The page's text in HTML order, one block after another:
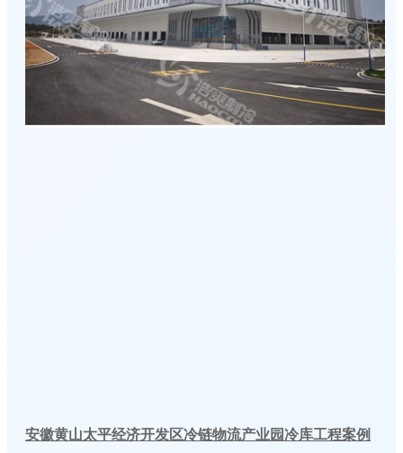
安徽黄山太平经济开发区冷链物流产业园冷库工程案例